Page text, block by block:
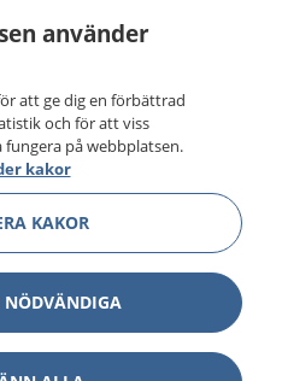
frånInera.
använder
att ge dig en förbättrad
och för att viss
på webbplatsen.
kakor
KAKOR